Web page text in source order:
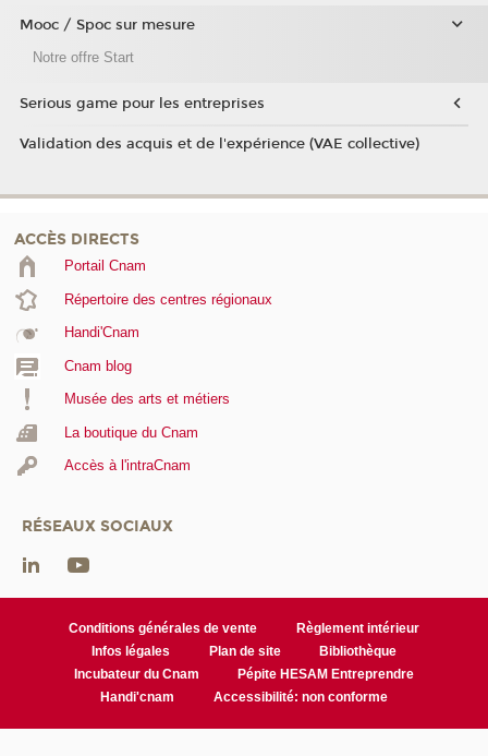
Mooc / Spoc sur mesure
Notre offre Start
Serious game pour les entreprises
Validation des acquis et de l'expérience (VAE collective)
ACCÈS DIRECTS
Portail Cnam
Répertoire des centres régionaux
Handi'Cnam
Cnam blog
Musée des arts et métiers
La boutique du Cnam
Accès à l'intraCnam
RÉSEAUX SOCIAUX
Conditions générales de vente
Règlement intérieur
Infos légales
Plan de site
Bibliothèque
Incubateur du Cnam
Pépite HESAM Entreprendre
Handi'cnam
Accessibilité: non conforme